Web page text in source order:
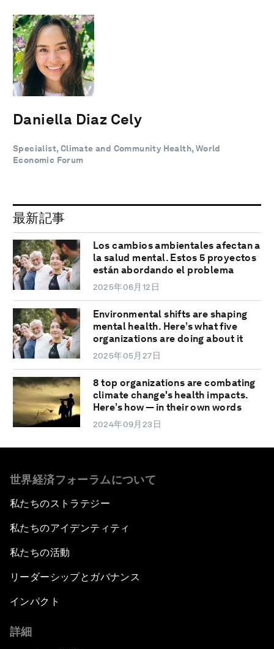
Daniella Diaz Cely
Specialist, Climate and Community Health, World
Economic Forum
最新記事
Los cambios ambientales afectan a
la salud mental. Estos 5 proyectos
están abordando el problema
2025年06月12日
Environmental shifts are shaping
mental health. Here’s what five
organizations are doing about it
2025年05月27日
8 top organizations are combating
climate change's health impacts.
Here’s how — in their own words
2024年09月23日
世界経済フォーラムについて
私たちのストラテジー
私たちのアイデンティティ
私たちの活動
リーダーシップとガバナンス
インパクト
詳細